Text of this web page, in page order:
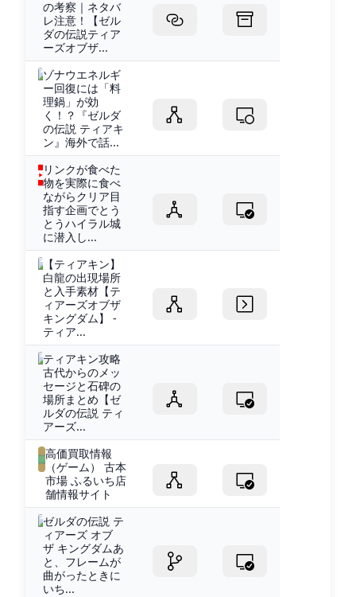
の考察｜ネタバ
レ注意！【ゼル
ダの伝説ティア
ーズオブザ...
ゾナウエネルギ
ー回復には「料
理鍋」が効
く！？『ゼルダ
の伝説 ティアキ
ン』海外で話...
リンクが食べた
物を実際に食べ
ながらクリア目
指す企画でとう
とうハイラル城
に潜入し...
【ティアキン】
白龍の出現場所
と入手素材【テ
ィアーズオブザ
キングダム】 -
ティア...
ティアキン攻略
古代からのメッ
セージと石碑の
場所まとめ【ゼ
ルダの伝説 ティ
アーズ...
高価買取情報
（ゲーム） 古本
市場 ふるいち店
舗情報サイト
ゼルダの伝説 テ
ィアーズ オブ
ザ キングダムあ
と、フレームが
曲がったときに
いち...